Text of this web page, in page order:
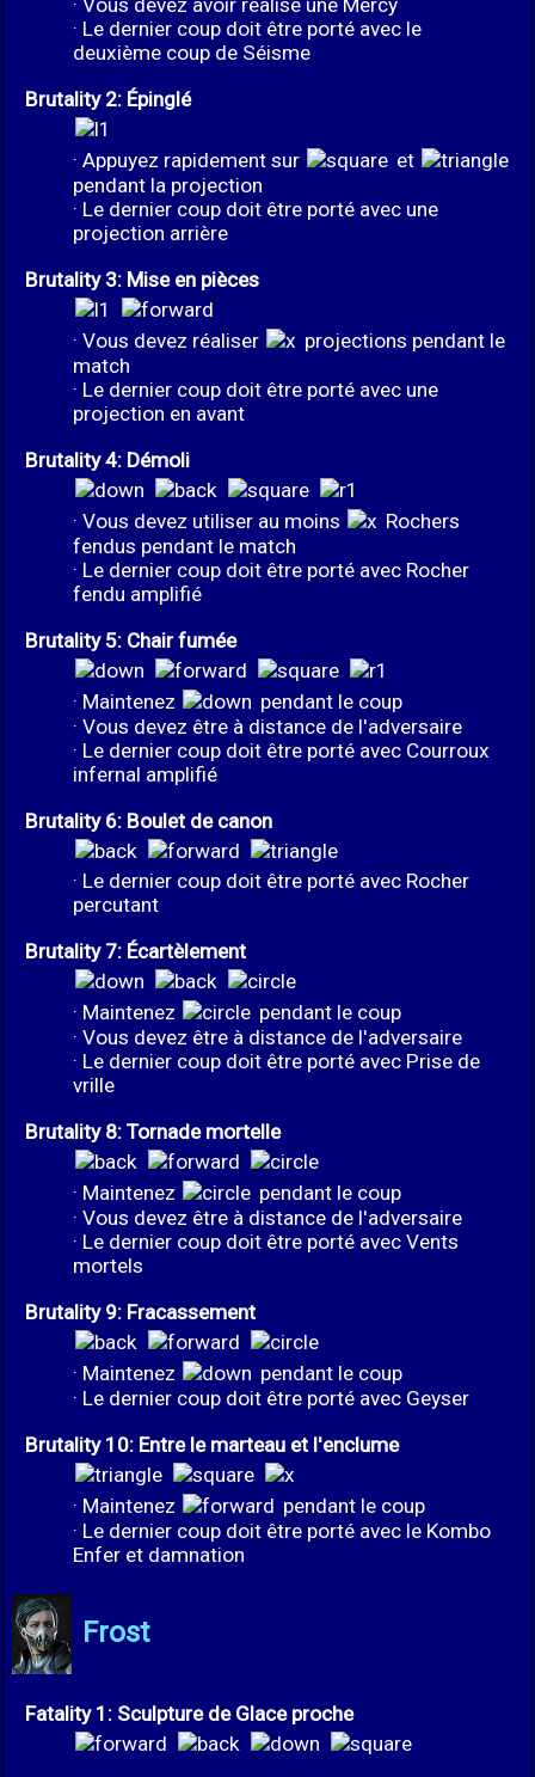
· Le dernier coup doit être porté avec le
deuxième coup de Séisme
Brutality 2: Épinglé
· Appuyez rapidement sur
et
pendant la projection
· Le dernier coup doit être porté avec une
projection arrière
Brutality 3: Mise en pièces
· Vous devez réaliser
projections pendant le
match
· Le dernier coup doit être porté avec une
projection en avant
Brutality 4: Démoli
· Vous devez utiliser au moins
Rochers
fendus pendant le match
· Le dernier coup doit être porté avec Rocher
fendu amplifié
Brutality 5: Chair fumée
· Maintenez
pendant le coup
· Vous devez être à distance de l'adversaire
· Le dernier coup doit être porté avec Courroux
infernal amplifié
Brutality 6: Boulet de canon
· Le dernier coup doit être porté avec Rocher
percutant
Brutality 7: Écartèlement
· Maintenez
pendant le coup
· Vous devez être à distance de l'adversaire
· Le dernier coup doit être porté avec Prise de
vrille
Brutality 8: Tornade mortelle
· Maintenez
pendant le coup
· Vous devez être à distance de l'adversaire
· Le dernier coup doit être porté avec Vents
mortels
Brutality 9: Fracassement
· Maintenez
pendant le coup
· Le dernier coup doit être porté avec Geyser
Brutality 10: Entre le marteau et l'enclume
· Maintenez
pendant le coup
· Le dernier coup doit être porté avec le Kombo
Enfer et damnation
Frost
Fatality 1: Sculpture de Glace proche